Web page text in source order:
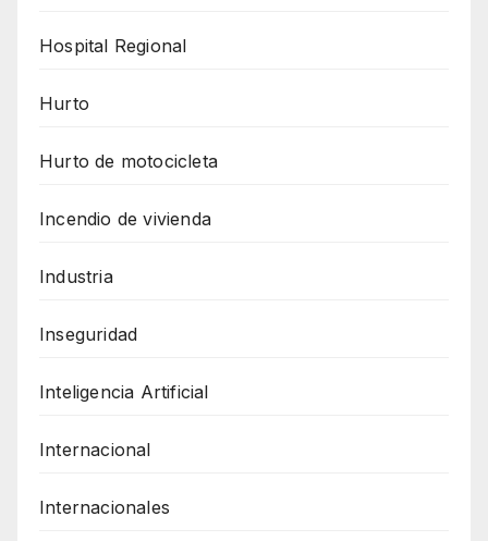
Hospital Regional
Hurto
Hurto de motocicleta
Incendio de vivienda
Industria
Inseguridad
Inteligencia Artificial
Internacional
Internacionales